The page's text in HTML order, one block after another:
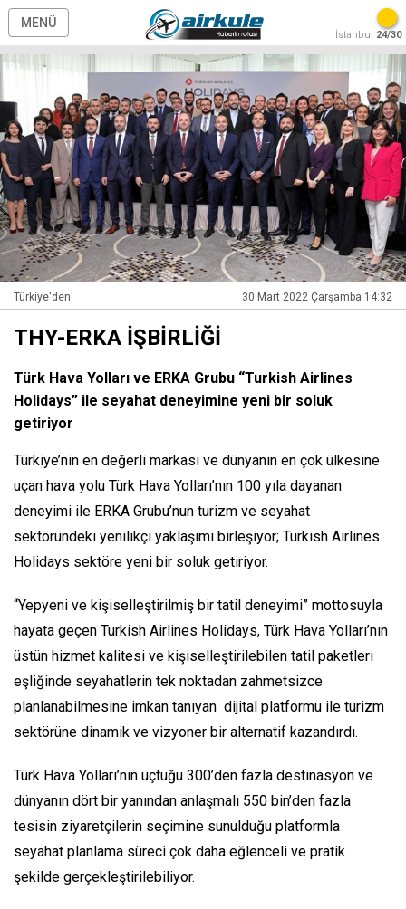
MENÜ
İstanbul 24/30
Türkiye'den 30 Mart 2022 Çarşamba 14:32
THY-ERKA İŞBİRLİĞİ
Türk Hava Yolları ve ERKA Grubu “Turkish Airlines
Holidays” ile seyahat deneyimine yeni bir soluk
getiriyor
Türkiye’nin en değerli markası ve dünyanın en çok ülkesine
uçan hava yolu Türk Hava Yolları’nın 100 yıla dayanan
deneyimi ile ERKA Grubu’nun turizm ve seyahat
sektöründeki yenilikçi yaklaşımı birleşiyor; Turkish Airlines
Holidays sektöre yeni bir soluk getiriyor.
“Yepyeni ve kişiselleştirilmiş bir tatil deneyimi” mottosuyla
hayata geçen Turkish Airlines Holidays, Türk Hava Yolları’nın
üstün hizmet kalitesi ve kişiselleştirilebilen tatil paketleri
eşliğinde seyahatlerin tek noktadan zahmetsizce
planlanabilmesine imkan tanıyan dijital platformu ile turizm
sektörüne dinamik ve vizyoner bir alternatif kazandırdı.
Türk Hava Yolları’nın uçtuğu 300’den fazla destinasyon ve
dünyanın dört bir yanından anlaşmalı 550 bin’den fazla
tesisin ziyaretçilerin seçimine sunulduğu platformla
seyahat planlama süreci çok daha eğlenceli ve pratik
şekilde gerçekleştirilebiliyor.